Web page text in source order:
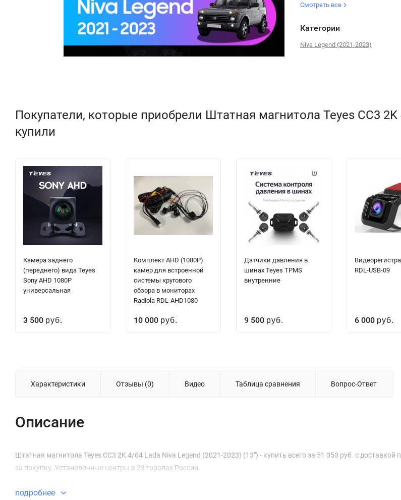
Смотреть все
Категории
Niva Legend (2021-2023)
Покупатели, которые приобрели Штатная магнитола Teyes CC3
купили
Камера заднего
(переднего) вида Teyes
Sony AHD 1080P
универсальная
3 500 руб.
Комплект AHD (1080P)
камер для встроенной
системы кругового
обзора в мониторах
Radiola RDL-AHD1080
10 000 руб.
Датчики давления в
шинах Teyes TPMS
внутренние
9 500 руб.
RDL-USB-09
6 000 руб.
Характеристики Отзывы (0) Видео Таблица сравнения Вопрос-Ответ
Описание
Штатная магнитола Teyes CC3 2K 4/64 Lada Niva Legend (2021-2023) (13") - купить всего за 51 050 руб. с
за покупку. Установочные центры в 23 городах России.
подробнее